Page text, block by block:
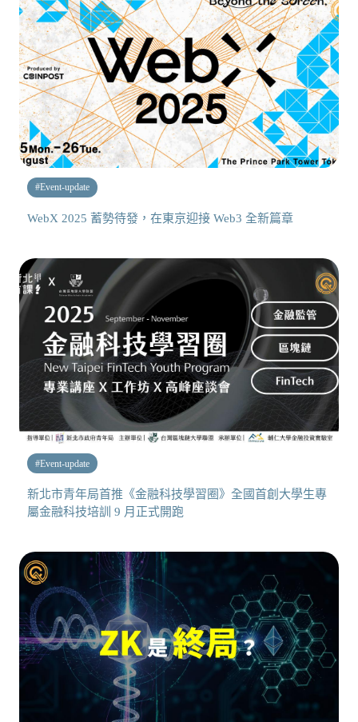
#Event-update
WebX 2025 蓄勢待發，在東京迎接 Web3 全新篇章
#Event-update
新北市青年局首推《金融科技學習圈》全國首創大學生專
屬金融科技培訓 9 月正式開跑